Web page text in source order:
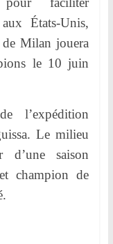
États-Unis,
Milan jouera
le 10 juin
l’expédition
Le milieu
d’une saison
champion de